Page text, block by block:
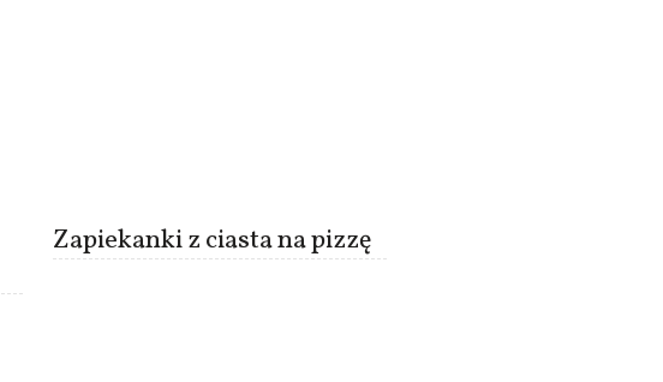
Zapiekanki z ciasta na pizzę